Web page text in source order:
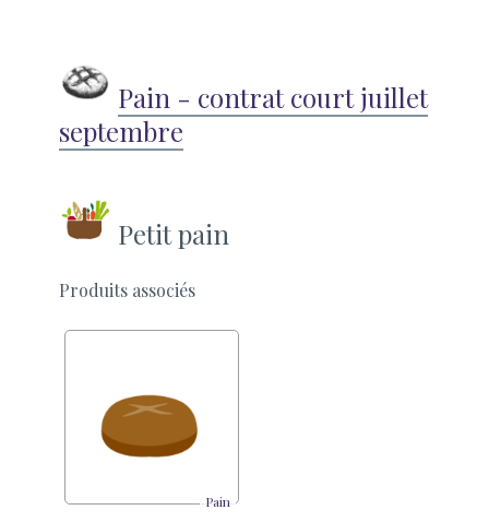
Pain - contrat court juillet
septembre
Petit pain
Produits associés
Pain